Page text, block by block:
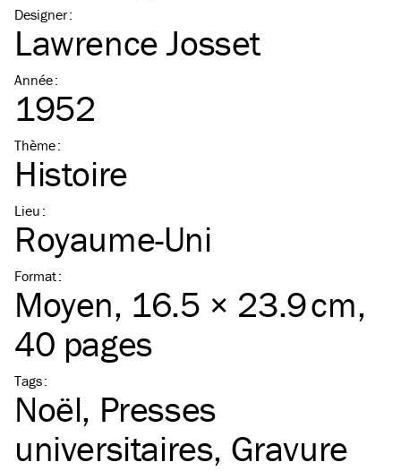
Designer:
Lawrence Josset
Année:
1952
Thème:
Histoire
Lieu :
Royaume-Uni
Format:
Moyen, 16.5 × 23.9 cm,
40 pages
Tags:
Noël Presses
universitaires Gravure